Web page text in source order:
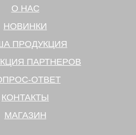
О НАС
НОВИНКИ
ПРОДУКЦИЯ
ПАРТНЕРОВ
ОТВЕТ
КОНТАКТЫ
МАГАЗИН